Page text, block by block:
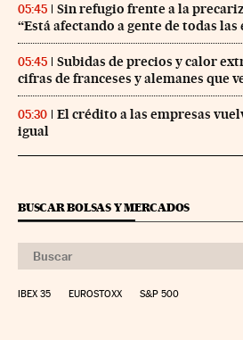
05:45
Sin refugio frente a la
“Está afectando a gente de todas las
05:45
Subidas de precios y calor
cifras de franceses y alemanes que
05:30
El crédito a las empresas
igual
BUSCAR BOLSAS Y MERCADOS
IBEX 35 EUROSTOXX S&P 500